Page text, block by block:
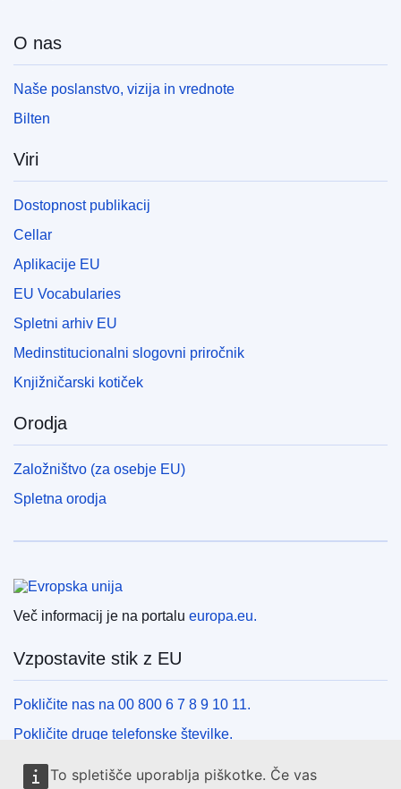
To spletišče uporablja piškotke. Če vas
O nas
Naše poslanstvo, vizija in vrednote
Bilten
Viri
Dostopnost publikacij
Cellar
Aplikacije EU
EU Vocabularies
Spletni arhiv EU
Medinstitucionalni slogovni priročnik
Knjižničarski kotiček
Orodja
Založništvo (za osebje EU)
Spletna orodja
Več informacij je na portalu europa.eu.
Vzpostavite stik z EU
Pokličite nas na 00 800 6 7 8 9 10 11.
Pokličite druge telefonske številke.
Pišite nam s kontaktnim obrazcem.